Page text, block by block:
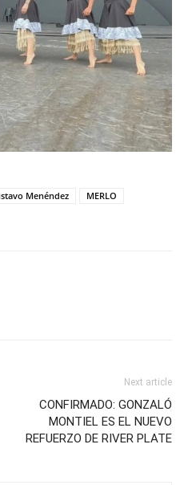
Menéndez
MERLO
Next article
CONFIRMADO: GONZALÓ
MONTIEL ES EL NUEVO
REFUERZO DE RIVER PLATE